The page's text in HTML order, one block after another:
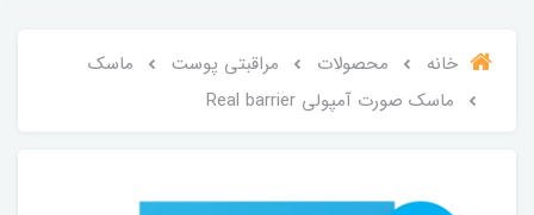
خانه محصولات مراقبتی پوست
ماسک
ماسک صورت آمپولی Real barrier